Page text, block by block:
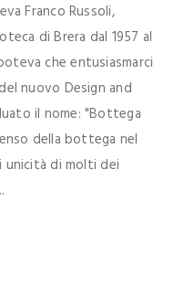
Franco Russoli,
di Brera dal 1957 al
che entusiasmarci
nuovo Design and
il nome: "Bottega
della bottega nel
unicità di molti dei